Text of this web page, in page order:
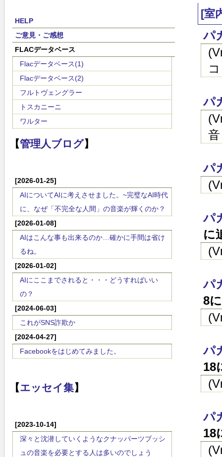
HELP
ご意見・ご感想
FLACデータベース
Flacデータベース(1)
Flacデータベース(2)
フルトヴェングラー
トスカニーニ
ワルター
【管理人ブログ】
[2026-01-25]
AIについてAIに考えさせました。~完璧なAI時代
に、なぜ「不完全な人間」の音楽が輝くのか？
[2026-01-08]
AIはこんな事も出来るのか…確かに手間は省け
るね。
[2026-01-02]
AIにここまでされると・・・どうすればいい
の？
[2024-06-03]
これがSNS詐欺か
[2024-04-27]
Facebookをはじめてみました。
【エッセイ集】
[2023-10-14]
深々と沈潜していくようなクナッパーツブッシ
ュの音楽を必要とする人は多いのでしょう
[室
パ
パ
音
パ
パ
に
パ
8
パ
18
パ
18